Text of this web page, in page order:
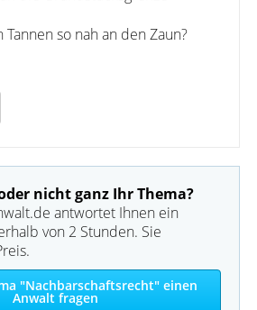
so nah an den Zaun?
nicht ganz Ihr Thema?
antwortet Ihnen ein
von 2 Stunden. Sie
"Nachbarschaftsrecht" einen
Anwalt fragen